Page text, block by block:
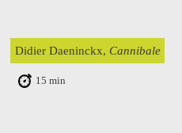
Didier Daeninckx, Cannibale
15 min